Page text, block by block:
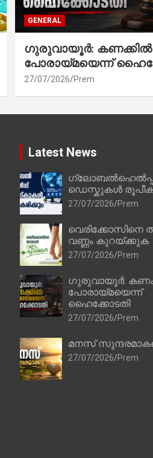
GENERAL
ഗുരുവായൂർ: കണക്കിൽ
പോരായ്മയെന്ന്
27/07/2026 Prem
Latest News
ഡെസ്കുകൾ
27/07/2026 Prem
വെരിക്കോസിനെ
വണ്ണം കുറയ്ക്കുക
27/07/2026 Prem
ഗുരുവായൂർ:
പോരായ്മയെന്ന്
ഹൈക്കോടതി
27/07/2026 Prem
മനസ്
27/07/2026 Prem